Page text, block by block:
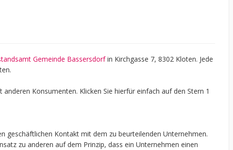
Gemeinde Bassersdorfin Kirchgasse 7, 8302 Kloten. Jede
Konsumenten. Klicken Sie hierfür einfach auf den Stern 1
geschäftlichen Kontakt mit dem zu beurteilenden Unternehmen.
zu anderen auf dem Prinzip, dass ein Unternehmen einen